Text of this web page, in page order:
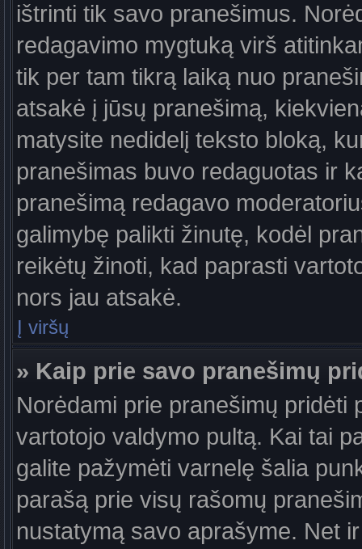
ištrinti tik savo pranešimus.
redagavimo mygtuką virš
tik per tam tikrą laiką nuo
atsakė į jūsų pranešimą,
matysite nedidelį teksto bloką,
pranešimas buvo redaguotas ir
pranešimą redagavo
galimybę palikti žinutę, kodėl
reikėtų žinoti, kad paprasti
nors jau atsakė.
Į viršų
» Kaip prie savo pranešimų
Norėdami prie pranešimų pridėti
vartotojo valdymo pultą. Kai tai
galite pažymėti varnelę šalia
parašą prie visų rašomų
nustatymą savo aprašyme. Net